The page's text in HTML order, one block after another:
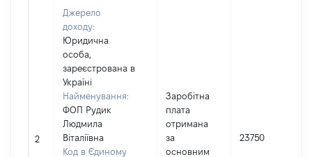
2
Джерело
доходу:
Юридична
особа,
зареєстрована в
Україні
Найменування:
ФОП Рудик
Людмила
Віталіївна
Код в Єдиному
Заробітна
плата
отримана
за
основним
23750